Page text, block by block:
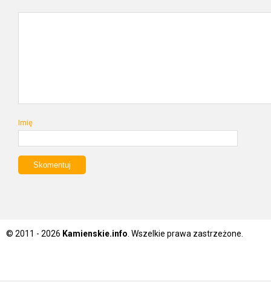
Imię
© 2011 - 2026 Kamienskie.info . Wszelkie prawa zastrzeżone.